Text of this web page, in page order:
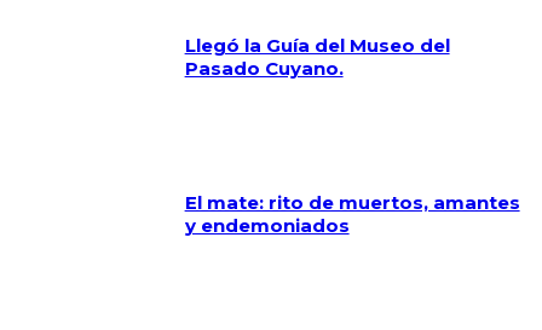
Llegó la Guía del Museo del
Pasado Cuyano.
El mate: rito de muertos, amantes
y endemoniados